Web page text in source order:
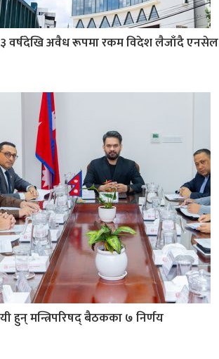
३ वर्षदेखि अवैध रूपमा रकम विदेश लैजाँदै एनसेल
यी हुन् मन्त्रिपरिषद् बैठकका ७ निर्णय